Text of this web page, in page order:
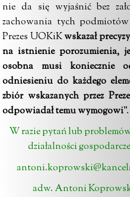
nie da się wyjaśnić bez
zachowania tych
Prezes UOKiKwskazał
na istnienie porozumienia,
osobna musi koniecznie
odniesieniu do każdego
zbiór wskazanych przez
odpowiadał temu wymogowi”.
W razie pytań lub
działalności
adw. Antoni